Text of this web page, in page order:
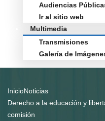
Audiencias
Ir al sitio web
Multimedia
Transmisiones
Galería de
InicioNoticias
Derecho a la educación y
comisión